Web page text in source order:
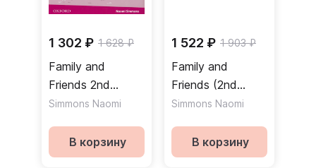
1 302 ₽ 1 628 ₽
Family and
Friends 2nd
Edition Starter
Рабочая тетрадь
Simmons Naomi
В корзину
1 522 ₽ 1 903 ₽
Family and
Friends (2nd
Edition) Starter
Аудиодиски
Simmons Naomi
В корзину